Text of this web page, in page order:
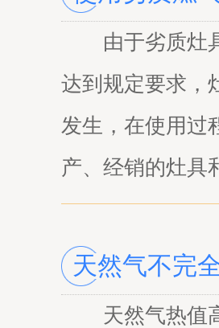
由于劣质灶具
达到规定要求，
发生，在使用过
产、经销的灶具
天然气不完
天然气热值高